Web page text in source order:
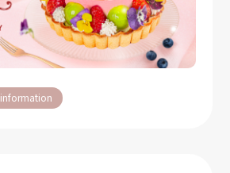
information